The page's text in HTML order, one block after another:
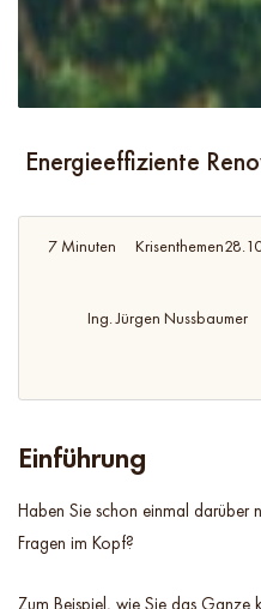
Energieeffiziente
7 Minuten Krisenthemen
Ing. Jürgen Nussbaumer
Einführung
Haben Sie schon einmal darüber
Fragen im Kopf?
Zum Beispiel, wie Sie das Ganze